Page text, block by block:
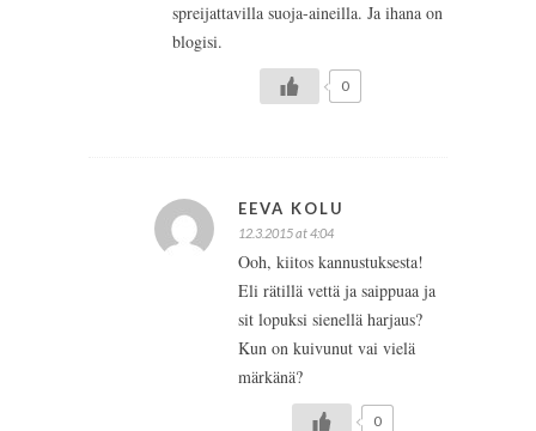
spreijattavilla suoja-aineilla. Ja ihana on
blogisi.
0
EEVA KOLU
12.3.2015 at 4:04
Ooh, kiitos kannustuksesta!
Eli rätillä vettä ja saippuaa ja
sit lopuksi sienellä harjaus?
Kun on kuivunut vai vielä
märkänä?
0